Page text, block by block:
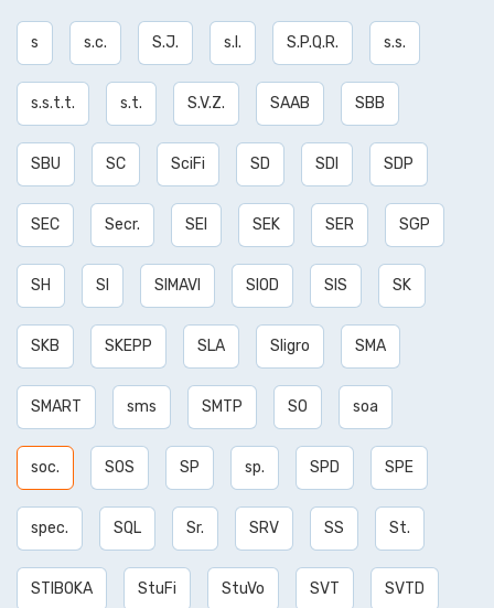
s s.c. S.J. s.l. S.P.Q.R. s.s.
s.s.t.t. s.t. S.V.Z. SAAB SBB
SBU SC SciFi SD SDI SDP
SEC Secr. SEI SEK SER SGP
SH SI SIMAVI SIOD SIS SK
SKB SKEPP SLA Sligro SMA
SMART sms SMTP SO soa
soc. SOS SP sp. SPD SPE
spec. SQL Sr. SRV SS St.
STIBOKA StuFi StuVo SVT SVTD